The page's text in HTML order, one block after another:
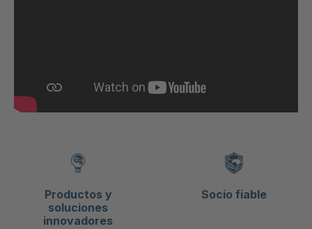
Productos y
soluciones
innovadores
Socio fiable